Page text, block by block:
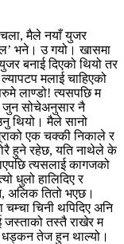
चला, मैले नयाँ युजर
ल’ भने। उ गयो। खासमा
बनाई दिएको थियो तर
मलाई चाहिएको
लाण्डो! त्यसपछि म
जुन सोचेअनुसार नै
थियो। मैले सानो
एक चक्की निकाले र
हुने रहेछ, यति नाथेले के
त्यसलाई कागजको
धुलो हालिदिए र
अलिक तितो भएछ।
चिनी थपिदिए अनि
तस्तै राखेर म
धड्कन तेज हुन थाल्यो।